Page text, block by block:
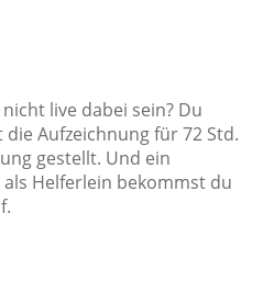
live dabei sein? Du
Aufzeichnung für 72 Std.
gestellt. Und ein
Helferlein bekommst du